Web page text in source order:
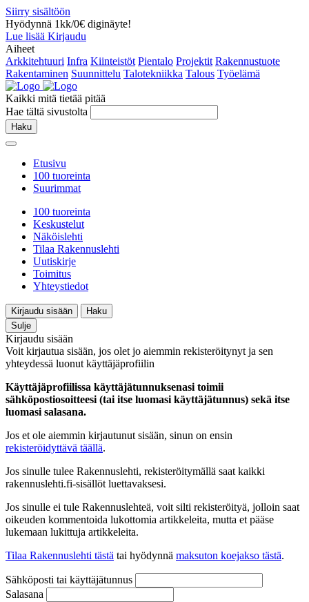
Siirry sisältöön
Hyödynnä 1kk/0€ diginäyte!
Lue lisää Kirjaudu
Aiheet
Arkkitehtuuri Infra Kiinteistöt Pientalo Projektit Rakennustuote
Rakentaminen Suunnittelu Talotekniikka Talous Työelämä
Kaikki mitä tietää pitää
Hae tältä sivustolta
Haku
Etusivu
100 tuoreinta
Suurimmat
100 tuoreinta
Keskustelut
Näköislehti
Tilaa Rakennuslehti
Uutiskirje
Toimitus
Yhteystiedot
Kirjaudu sisään
Haku
Sulje
Kirjaudu sisään
Voit kirjautua sisään, jos olet jo aiemmin rekisteröitynyt ja sen
yhteydessä luonut käyttäjäprofiilin
Käyttäjäprofiilissa käyttäjätunnuksenasi toimii
sähköpostiosoitteesi (tai itse luomasi käyttäjätunnus) sekä itse
luomasi salasana.
Jos et ole aiemmin kirjautunut sisään, sinun on ensin
rekisteröidyttävä täällä.
Jos sinulle tulee Rakennuslehti, rekisteröitymällä saat kaikki
rakennuslehti.fi-sisällöt luettavaksesi.
Jos sinulle ei tule Rakennuslehteä, voit silti rekisteröityä, jolloin saat
oikeuden kommentoida lukottomia artikkeleita, mutta et pääse
lukemaan lukittuja artikkeleita.
Tilaa Rakennuslehti tästä tai hyödynnä maksuton koejakso tästä.
Sähköposti tai käyttäjätunnus
Salasana